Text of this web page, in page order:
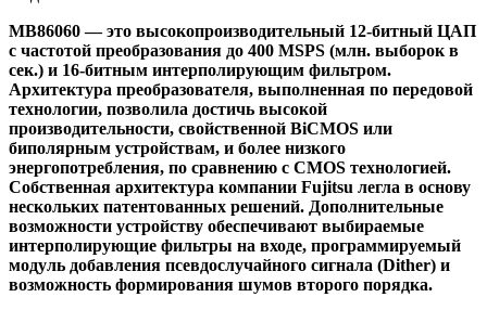
MB86060 — это высокопроизводительный 12-битный ЦАП
с частотой преобразования до 400 MSPS (млн. выборок в
сек.) и 16-битным интерполирующим фильтром.
Архитектура преобразователя, выполненная по передовой
технологии, позволила достичь высокой
производительности, свойственной BiCMOS или
биполярным устройствам, и более низкого
энергопотребления, по сравнению с CMOS технологией.
Собственная архитектура компании Fujitsu легла в основу
нескольких патентованных решений. Дополнительные
возможности устройству обеспечивают выбираемые
интерполирующие фильтры на входе, программируемый
модуль добавления псевдослучайного сигнала (Dither) и
возможность формирования шумов второго порядка.